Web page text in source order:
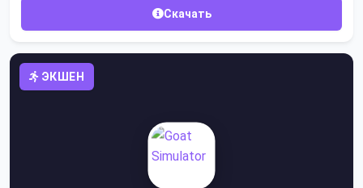
Скачать
ЭКШЕН